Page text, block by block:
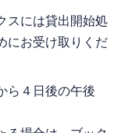
スには貸出開始処
にお受け取りくだ
ら４日後の午後